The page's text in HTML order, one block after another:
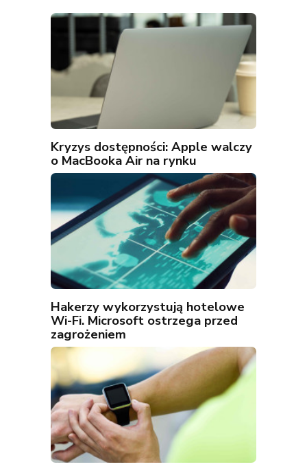
Kryzys dostępności: Apple walczy
o MacBooka Air na rynku
Hakerzy wykorzystują hotelowe
Wi-Fi. Microsoft ostrzega przed
zagrożeniem